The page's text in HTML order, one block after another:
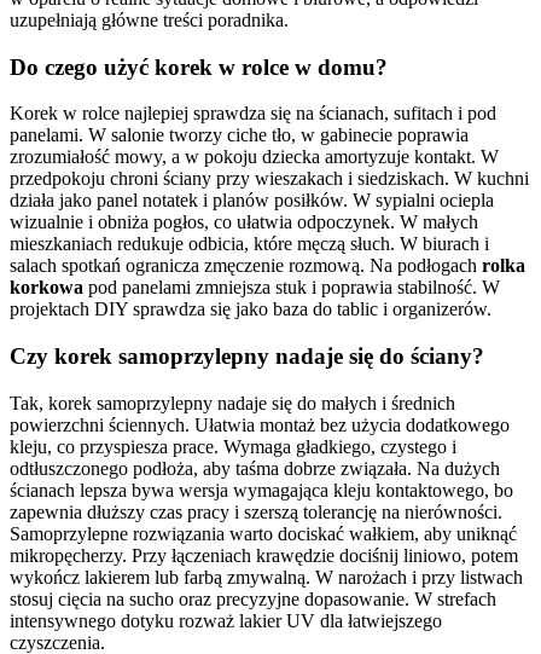
uzupełniają główne treści poradnika.
Do czego użyć korek w rolce w domu?
Korek w rolce najlepiej sprawdza się na ścianach, sufitach i pod
panelami. W salonie tworzy ciche tło, w gabinecie poprawia
zrozumiałość mowy, a w pokoju dziecka amortyzuje kontakt. W
przedpokoju chroni ściany przy wieszakach i siedziskach. W kuchni
działa jako panel notatek i planów posiłków. W sypialni ociepla
wizualnie i obniża pogłos, co ułatwia odpoczynek. W małych
mieszkaniach redukuje odbicia, które męczą słuch. W biurach i
salach spotkań ogranicza zmęczenie rozmową. Na podłogach rolka
korkowa pod panelami zmniejsza stuk i poprawia stabilność. W
projektach DIY sprawdza się jako baza do tablic i organizerów.
Czy korek samoprzylepny nadaje się do ściany?
Tak, korek samoprzylepny nadaje się do małych i średnich
powierzchni ściennych. Ułatwia montaż bez użycia dodatkowego
kleju, co przyspiesza prace. Wymaga gładkiego, czystego i
odtłuszczonego podłoża, aby taśma dobrze związała. Na dużych
ścianach lepsza bywa wersja wymagająca kleju kontaktowego, bo
zapewnia dłuższy czas pracy i szerszą tolerancję na nierówności.
Samoprzylepne rozwiązania warto dociskać wałkiem, aby uniknąć
mikropęcherzy. Przy łączeniach krawędzie dociśnij liniowo, potem
wykończ lakierem lub farbą zmywalną. W narożach i przy listwach
stosuj cięcia na sucho oraz precyzyjne dopasowanie. W strefach
intensywnego dotyku rozważ lakier UV dla łatwiejszego
czyszczenia.